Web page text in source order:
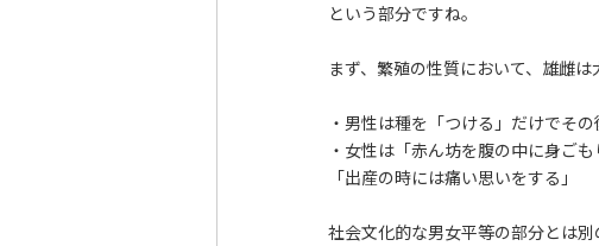
という部分ですね。
まず、繁殖の性質において、雄雌は
・男性は種を「つける」だけでそ
・女性は「赤ん坊を腹の中に身ご
「出産の時には痛い思いをする」
社会文化的な男女平等の部分とは別